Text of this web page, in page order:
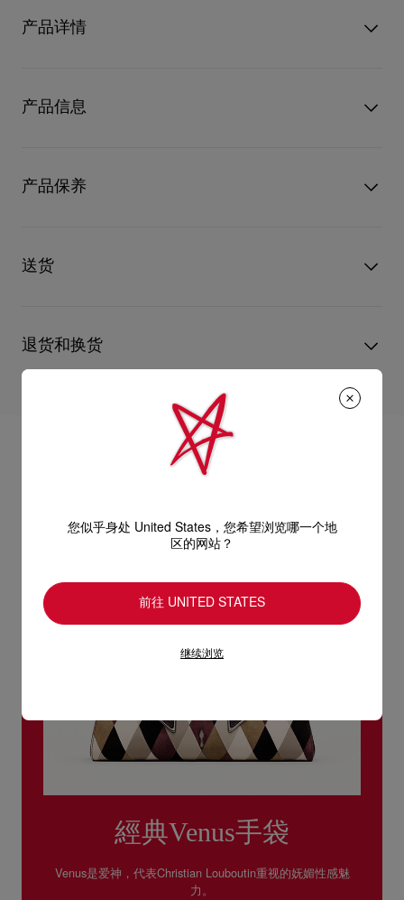
产品详情
挎包以Jumbo Grey灰色Cordia小牛皮制造，配上管状弧形手柄和
模仿经典Miss Z高跟鞋鞋底的固定片，袋面则以呼应标志性鞋底
- 拉链袋口
- 1个卡片间隔
- 高4.7 x 长10.6 x 宽4.3英寸
产品信息
颜色
灰色
物料
小牛皮
产品保养
革产品需要深层清洁还是保养护理，我们也能为尽应所需，确保
您心仪的设计耐用经年。 请小心护理闪亮皮革产品，以免品质受
送货
部分地区可能需要额外送货时间。
估计送货时间按照加快处理订单计算。
退货和换货
送货日期起计30天内可以免费退换。
换货视乎产品库存而定，请联系客户服务专员。
专门店恕不处理退货或换货要求。
退回的产品必须完好无损，红鞋底也没有任何污渍。
經典Venus手袋
Venus是爱神，代表Christian Louboutin重视的妩媚性感魅
力。
您似乎身处 United States，您希望浏览哪一个地
区的网站？
前往 UNITED STATES
继续浏览